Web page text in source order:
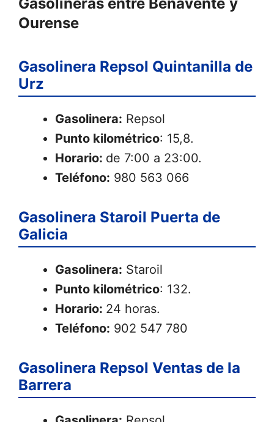
Ourense
Gasolinera Repsol Quintanilla de
Urz
Gasolinera: Repsol
Punto kilométrico: 15,8.
Horario: de 7:00 a 23:00.
Teléfono: 980 563 066
Gasolinera Staroil Puerta de
Galicia
Gasolinera: Staroil
Punto kilométrico: 132.
Horario: 24 horas.
Teléfono: 902 547 780
Gasolinera Repsol Ventas de la
Barrera